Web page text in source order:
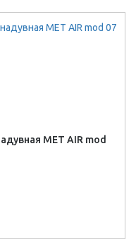
MET AIR mod